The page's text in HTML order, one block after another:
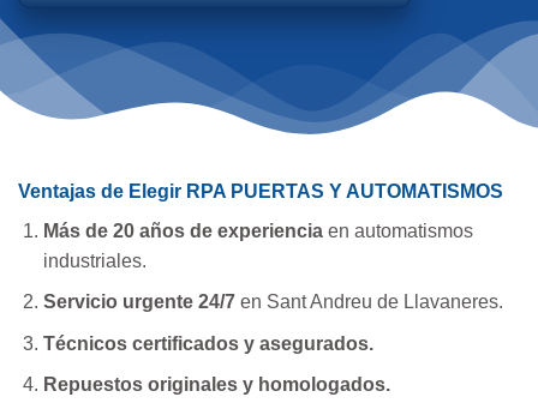
Ventajas de Elegir RPA PUERTAS Y AUTOMATISMOS
Más de 20 años de experienciaen automatismos
industriales.
Servicio urgente 24/7en Sant Andreu de Llavaneres.
Técnicos certificados y asegurados.
Repuestos originales y homologados.